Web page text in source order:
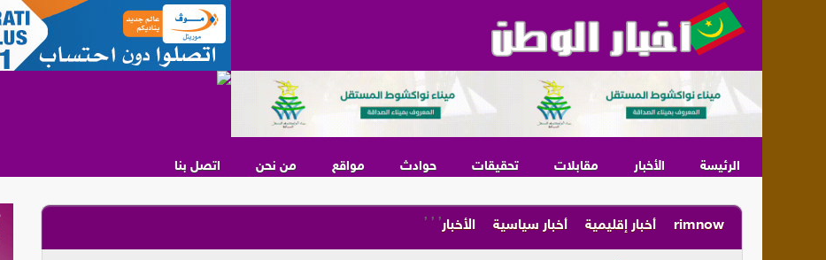
الرئيسة الأخبار مقابلات تحقيقات حوادث مواقع من نحن اتصل بنا
rimnow
,
أخبار إقليمية
,
أخبار سياسية
,
الأخبار